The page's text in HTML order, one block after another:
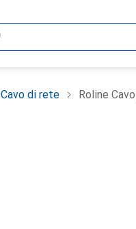
Cavo di rete Roline